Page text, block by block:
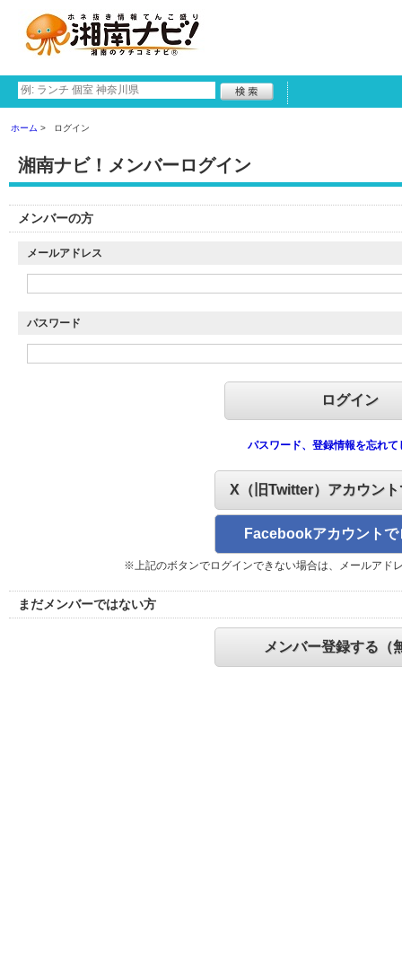
ホーム ログイン
湘南ナビ！メンバーログイン
メンバーの方
メールアドレス
パスワード
パスワード、登録情報を忘れて
X（旧Twitter）アカウン
Facebookアカウントで
※上記のボタンでログインできない場合は、メールアド
まだメンバーではない方
メンバー登録する（